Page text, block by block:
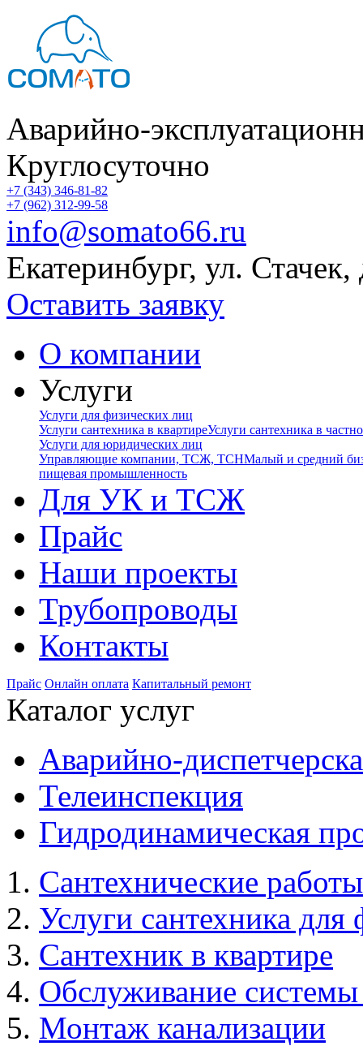
Аварийно-
Круглосуточно
+7 (343) 346-81-82
+7 (962) 312-99-58
info@somato66.ru
Екатеринбург, ул.
Оставить заявку
О компании
Услуги
Услуги для физических лиц
Услуги сантехника в квартиреУслуги сантехника в
Услуги для юридических лиц
Управляющие компании, ТСЖ, ТСНМалый и средний
пищевая промышленность
Для УК и ТСЖ
Прайс
Наши проекты
Трубопроводы
Контакты
Прайс Онлайн оплата Капитальный ремонт
Каталог услуг
Аварийно-
Телеинспекция
Гидродинамическая
Сантехнические работы
Услуги сантехника для
Сантехник в квартире
Обслуживание системы
Монтаж канализации